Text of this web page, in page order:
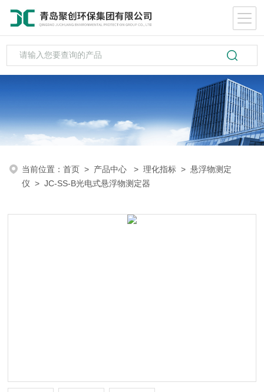
当前位置：首页 > 产品中心 >理化指标 >悬浮物测定
仪 > JC-SS-B光电式悬浮物测定器